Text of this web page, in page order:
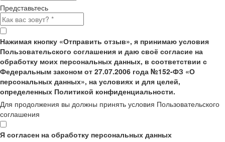
Представьтесь
Нажимая кнопку «Отправить отзыв», я принимаю условия
Пользовательского соглашения и даю своё согласие на
обработку моих персональных данных, в соответствии с
Федеральным законом от 27.07.2006 года №152-ФЗ «О
персональных данных», на условиях и для целей,
определенных Политикой конфиденциальности.
Для продолжения вы должны принять условия Пользовательского
соглашения
Я согласен на обработку персональных данных